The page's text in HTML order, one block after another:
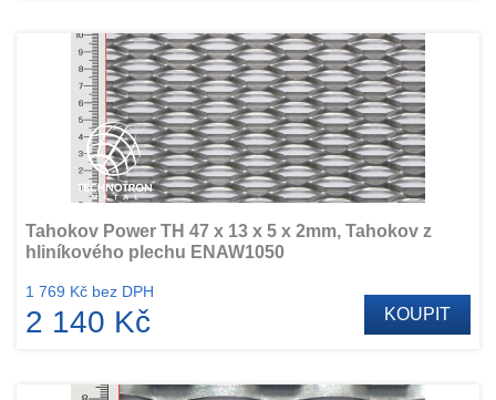
Tahokov Power TH 47 x 13 x 5 x 2mm, Tahokov z
hliníkového plechu ENAW1050
1 769 Kč bez DPH
2 140 Kč KOUPIT